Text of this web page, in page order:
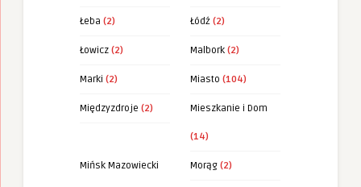
Łeba (2) Łódź (2)
Łowicz (2) Malbork (2)
Marki (2) Miasto (104)
Międzyzdroje (2) Mieszkanie i Dom
(14)
Mińsk Mazowiecki Morąg (2)